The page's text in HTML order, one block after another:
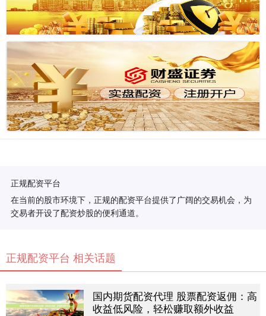
正规配资平台
在当前的股市环境下，正规的配资平台提供了广阔的交易机会，为
交易者开设了配资炒股的便利通道。
正规配资平台 相关话题
国内期货配资代理 股票配资返佣：高
收益低风险，轻松赚取额外收益